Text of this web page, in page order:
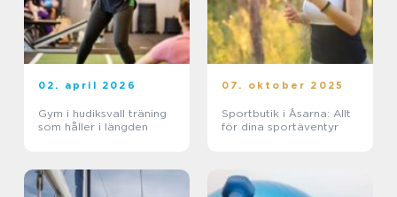
02. april 2026
Gym i hudiksvall träning
som håller i längden
07. oktober 2025
Sportbutik i Åsarna: Allt
för dina sportäventyr